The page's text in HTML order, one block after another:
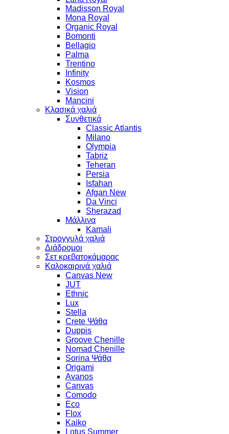
Madisson Royal
Mona Royal
Organic Royal
Bomonti
Bellagio
Palma
Trentino
Infinity
Kosmos
Vision
Mancini
Κλασικά χαλιά
Συνθετικά
Classic Atlantis
Milano
Olympia
Tabriz
Teheran
Persia
Isfahan
Afgan New
Da Vinci
Sherazad
Μάλλινα
Kamali
Στρογγυλά χαλιά
Διάδρομοι
Σετ κρεβατοκάμαρας
Καλοκαιρινά χαλιά
Canvas New
JUT
Ethnic
Lux
Stella
Crete Ψάθα
Duppis
Groove Chenille
Nomad Chenille
Sorina Ψάθα
Origami
Avanos
Canvas
Comodo
Eco
Flox
Kaiko
Lotus Summer